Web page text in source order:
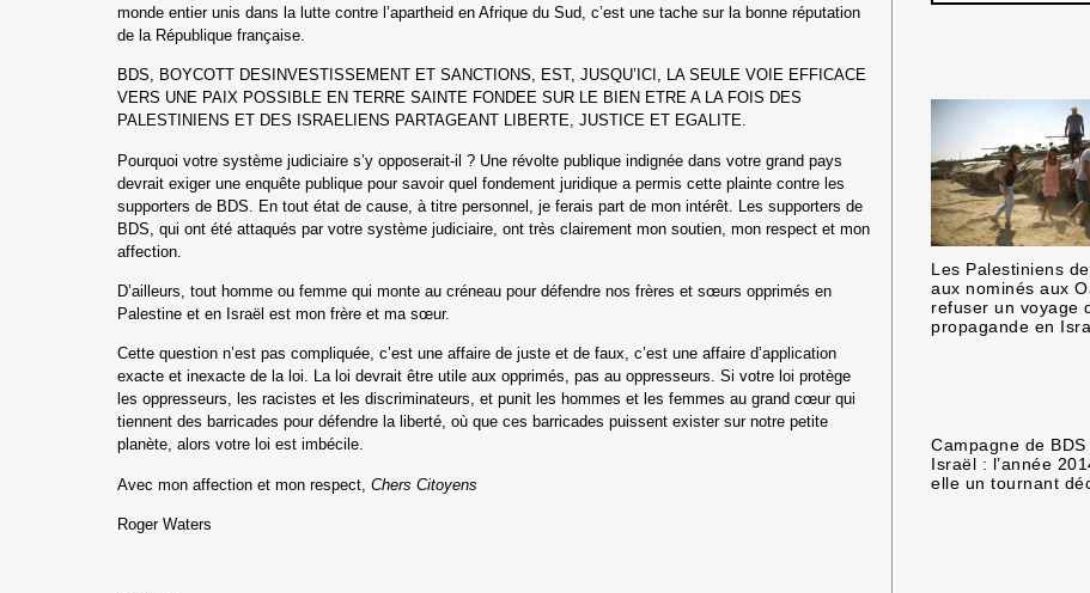
monde entier unis dans la lutte contre l’apartheid en Afrique du Sud,c’est une tache sur la bonne réputation
de la République française.
BDS, BOYCOTT DESINVESTISSEMENT ET SANCTIONS, EST, JUSQU’ICI, LA SEULE VOIE EFFICACE
VERS UNE PAIX POSSIBLE EN TERRE SAINTE FONDEE SUR LE BIEN ETRE A LA FOIS DES
PALESTINIENS ET DES ISRAELIENS PARTAGEANT LIBERTE, JUSTICE ET EGALITE.
Pourquoi votre système judiciaire s’y opposerait-il ? Une révolte publique indignée dans votre grand pays
devrait exiger une enquête publiquepour savoir quel fondement juridique a permis cette plainte contre les
supporters de BDS. En tout état de cause, à titre personnel, je ferais part de mon intérêt. Les supporters de
BDS, qui ont été attaqués par votre système judiciaire, ont très clairement mon soutien, mon respect et mon
affection.
D’ailleurs, tout homme ou femme qui monte au créneau pour défendre nos frères et sœurs opprimés en
Palestine et en Israël est mon frère et ma sœur.
Cette question n’est pas compliquée, c’est une affaire de juste et de faux, c’est une affaire d’application
exacte et inexacte de la loi. La loi devrait être utile aux opprimés, pas au oppresseurs. Si votre loi protège
les oppresseurs, les racistes et lesdiscriminateurs, et punit les hommes et les femmes au grand cœur qui
tiennent des barricades pour défendre la liberté, où que ces barricades puissent exister sur notre petite
planète, alors votre loi est imbécile.
Avec mon affection et mon respect,Chers Citoyens
Roger Waters
Les Palestiniens
aux nominés aux
refuser un voyage
propagande en
Campagne de
Israël : l’année
elle un tournant